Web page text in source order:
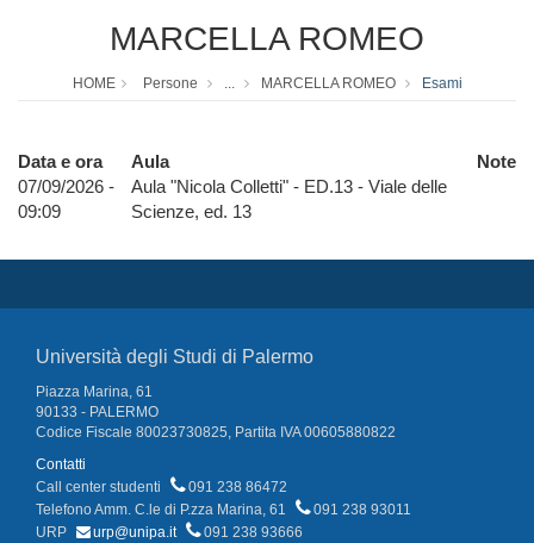
MARCELLA ROMEO
HOME Persone ... MARCELLA ROMEO Esami
Data e ora Aula
Note
07/09/2026 -
09:09
Aula "Nicola Colletti" - ED.13 - Viale delle
Scienze, ed. 13
Università degli Studi di Palermo
Piazza Marina, 61
90133 - PALERMO
Codice Fiscale 80023730825, Partita IVA 00605880822
Contatti
Call center studenti
091 238 86472
Telefono Amm. C.le di P.zza Marina, 61
091 238 93011
URP
urp@unipa.it
091 238 93666